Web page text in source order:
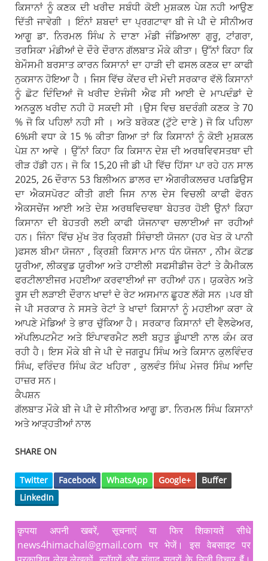
ਕਿਸਾਨਾਂ ਨੂੰ ਕਣਕ ਦੀ ਖਰੀਦ ਸਬੰਧੀ ਕੋਈ ਮੁਸ਼ਕਲ ਪੇਸ਼ ਨਹੀ ਆਉਣ
ਦਿੱਤੀ ਜਾਵੇਗੀ । ਇੰਨਾਂ ਸ਼ਬਦਾਂ ਦਾ ਪ੍ਰਗਟਾਵਾ ਬੀ ਜੇ ਪੀ ਦੇ ਸੀਨੀਅਰ
ਆਗੂ ਡਾ. ਨਿਰਮਲ ਸਿੰਘ ਨੇ ਦਾਣਾ ਮੰਡੀ ਜੰਡਿਆਲਾ ਗੁਰੂ, ਟਾਂਗਰਾ,
ਤਰਸਿਕਾ ਮੰਡੀਆਂ ਦੇ ਦੌਰੇ ਦੌਰਾਨ ਗੱਲਬਾਤ ਮੌਕੇ ਕੀਤਾ। ਉੱਨਾਂ ਕਿਹਾ ਕਿ
ਬੇਮੌਸਮੀ ਬਰਸਾਤ ਕਾਰਨ ਕਿਸਾਨਾਂ ਦਾ ਹਾੜੀ ਦੀ ਫਸਲ ਕਣਕ ਦਾ ਕਾਫੀ
ਨੁਕਸਾਨ ਹੋਇਆ ਹੈ । ਜਿਸ ਵਿੱਚ ਕੇਂਦਰ ਦੀ ਮੋਦੀ ਸਰਕਾਰ ਵੱਲੋ ਕਿਸਾਨਾਂ
ਨੂੰ ਛੋਟ ਦਿੰਦਿਆਂ ਜੋ ਖਰੀਦ ਏਜੰਸੀ ਐਫ ਸੀ ਆਈ ਦੇ ਮਾਪਦੰਡਾਂ ਦੇ
ਅਨਕੂਲ ਖਰੀਦ ਨਹੀ ਹੋ ਸਕਦੀ ਸੀ ।ਉਸ ਵਿਚ ਬਦਰੰਗੀ ਕਣਕ ਤੇ 70
% ਜੋ ਕਿ ਪਹਿਲਾਂ ਨਹੀ ਸੀ । ਅਤੇ ਬਰੋਕਣ (ਟੁੱਟੇ ਦਾਣੇ ) ਜੋ ਕਿ ਪਹਿਲਾ
6%ਸੀ ਵਧਾ ਕੇ 15 % ਕੀਤਾ ਗਿਆ ਤਾਂ ਕਿ ਕਿਸਾਨਾਂ ਨੂੰ ਕੋਈ ਮੁਸ਼ਕਲ
ਪੇਸ਼ ਨਾ ਆਵੇ । ਉੱਨਾਂ ਕਿਹਾ ਕਿ ਕਿਸਾਨ ਦੇਸ਼ ਦੀ ਅਰਥਵਿਵਸਤਥਾ ਦੀ
ਰੀੜ ਹੱਡੀ ਹਨ। ਜੋ ਕਿ 15,20 ਜੀ ਡੀ ਪੀ ਵਿੱਚ ਹਿੱਸਾ ਪਾ ਰਹੇ ਹਨ ਸਾਲ
2025, 26 ਦੌਰਾਨ 53 ਬਿਲੀਅਨ ਡਾਲਰ ਦਾ ਐਗਰੀਕਲਚਰ ਪਰਡਿਉਸ
ਦਾ ਐਕਸਪੋਰਟ ਕੀਤੀ ਗਈ ਜਿਸ ਨਾਲ ਦੇਸ ਵਿਚਲੀ ਕਾਫੀ ਫੋਰਨ
ਐਕਸਚੇਂਜ ਆਈ ਅਤੇ ਦੇਸ਼ ਅਰਥਵਿਚਵਥਾ ਬੇਹਤਰ ਹੋਈ ਉਨਾਂ ਕਿਹਾ
ਕਿਸਾਨਾ ਦੀ ਬੇਹਤਰੀ ਲਈ ਕਾਫੀ ਯੋਜਨਾਵਾ ਚਲਾਈਆਂ ਜਾ ਰਹੀਆਂ
ਹਨ। ਜਿੰਨਾ ਵਿੱਚ ਮੁੱਖ ਤੋਰ ਕ੍ਰਿਸ਼ੀ ਸਿੰਚਾਈ ਯੋਜਨਾ (ਹਰ ਖੇਤ ਕੋ ਪਾਨੀ
)ਫਸਲ ਬੀਮਾ ਯੋਜਨਾ , ਕ੍ਰਿਸ਼ੀ ਕਿਸਾਨ ਮਾਨ ਧੰਨ ਯੋਜਨਾ , ਨੀਮ ਕੋਟਡ
ਯੂਰੀਆ, ਲੀਕਵੁਡ ਯੂਰੀਆ ਅਤੇ ਹਾਈਲੀ ਸਫਸੀਡੀਜ ਰੇਟਾਂ ਤੇ ਕੈਮੀਕਲ
ਫਰਟੀਲਾਈਜਰ ਮਹਈਆ ਕਰਵਾਈਆਂ ਜਾ ਰਹੀਆਂ ਹਨ। ਯੁਕਰੇਨ ਅਤੇ
ਰੂਸ ਦੀ ਲੜਾਈ ਦੌਰਾਨ ਖਾਦਾਂ ਦੇ ਰੇਟ ਅਸਮਾਨ ਛੂਹਣ ਲੱਗੇ ਸਨ ।ਪਰ ਬੀ
ਜੇ ਪੀ ਸਰਕਾਰ ਨੇ ਸਸਤੇ ਰੇਟਾਂ ਤੇ ਖਾਦਾਂ ਕਿਸਾਨਾਂ ਨੂੰ ਮਹਈਆ ਕਰਾ ਕੇ
ਆਪਣੇ ਮੋਡਿਆਂ ਤੇ ਭਾਰ ਚੁੱਕਿਆ ਹੈ। ਸਰਕਾਰ ਕਿਸਾਨਾਂ ਦੀ ਵੈਲਫੇਅਰ,
ਅੱਪਲਿਪਟਮੈਟ ਅਤੇ ਇੰਪਾਵਰਮੈਟ ਲਈ ਬਹੁਤ ਡੂੰਘਾਈ ਨਾਲ ਕੰਮ ਕਰ
ਰਹੀ ਹੈ। ਇਸ ਮੌਕੇ ਬੀ ਜੇ ਪੀ ਦੇ ਜਗਰੂਪ ਸਿੰਘ ਅਤੇ ਕਿਸਾਨ ਕੁਲਵਿੰਦਰ
ਸਿੰਘ, ਵਰਿੰਦਰ ਸਿੰਘ ਕੋਟ ਖਹਿਰਾ , ਕੁਲਵੰਤ ਸਿੰਘ ਮੇਜਰ ਸਿੰਘ ਆਦਿ
ਹਾਜ਼ਰ ਸਨ।
ਕੈਪਸ਼ਨ
ਗੱਲਬਾਤ ਮੌਕੇ ਬੀ ਜੇ ਪੀ ਦੇ ਸੀਨੀਅਰ ਆਗੂ ਡਾ. ਨਿਰਮਲ ਸਿੰਘ ਕਿਸਾਨਾਂ
ਅਤੇ ਆੜ੍ਹਤੀਆਂ ਨਾਲ
SHARE ON
Twitter Facebook WhatsApp Google+
Buffer
LinkedIn
कृपया अपनी खबरें, सूचनाएं या फिर शिकायतें सीधे
news4himachal@gmail.com पर भेजें। इस वेबसाइट पर